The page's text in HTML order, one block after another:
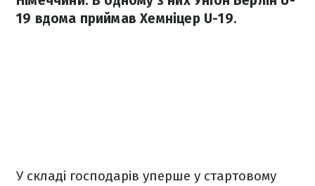
19 вдома приймав Хемніцер U-19.
У складі господарів уперше у стартовому